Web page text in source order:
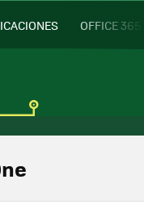
OFFICE 365